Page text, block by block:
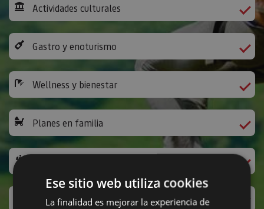
Actividades culturales
Gastro y enoturismo
Wellness y bienestar
Planes en familia
Ocio y diversión
Ese sitio web utiliza cookies
La finalidad es mejorar la experiencia de